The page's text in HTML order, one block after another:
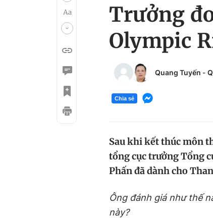
Trưởng
Olympic
Quang Tuyến -
Chia sẻ
Sau khi kết thúc môn
tổng cục trưởng Tổng
Phấn đã dành cho
Ông đánh giá như thế
này?